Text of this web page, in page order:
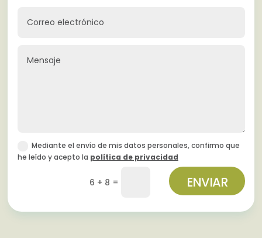
Mediante el envío de mis datos personales, confirmo que
he leído y acepto la política de privacidad
6 + 8 = ENVIAR